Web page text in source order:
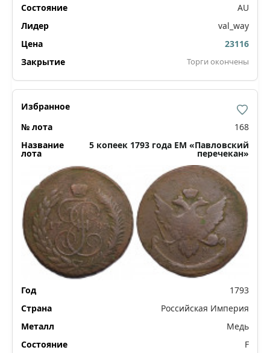
AU
val_way
23116
Торги окончены
168
5 копеек 1793 года ЕМ «Павловский
перечекан»
1793
Российская Империя
Медь
F